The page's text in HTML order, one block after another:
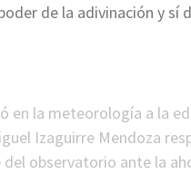
de la adivinación y
en la meteorología a la
Izaguirre Mendoza
observatorio ante la